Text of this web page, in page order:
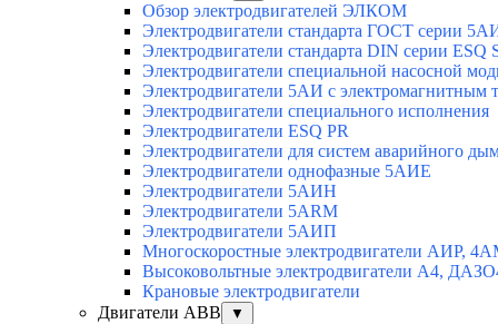
Обзор электродвигателей ЭЛКОМ
Электродвигатели стандарта ГОСТ серии
Электродвигатели стандарта DIN серии ESQ
Электродвигатели специальной насосной
Электродвигатели 5АИ с электромагнитным
Электродвигатели специального исполнения
Электродвигатели ESQ PR
Электродвигатели для систем аварийного
Электродвигатели однофазные 5АИЕ
Электродвигатели 5АИН
Электродвигатели 5АRМ
Электродвигатели 5АИП
Многоскоростные электродвигатели АИР,
Высоковольтные электродвигатели А4,
Крановые электродвигатели
Двигатели ABB
▼